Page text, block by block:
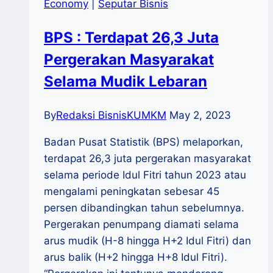
Economy Seputar Bisnis
BPS : Terdapat 26,3 Juta
Pergerakan Masyarakat
Selama Mudik Lebaran
ByRedaksi BisnisKUMKM May 2, 2023
Badan Pusat Statistik (BPS) melaporkan,
terdapat 26,3 juta pergerakan masyarakat
selama periode Idul Fitri tahun 2023 atau
mengalami peningkatan sebesar 45
persen dibandingkan tahun sebelumnya.
Pergerakan penumpang diamati selama
arus mudik (H-8 hingga H+2 Idul Fitri) dan
arus balik (H+2 hingga H+8 Idul Fitri).